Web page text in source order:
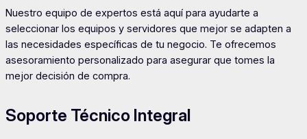
Nuestro equipo de expertos está aquí para ayudarte a
seleccionar los equipos y servidores que mejor se adapten a
las necesidades específicas de tu negocio. Te ofrecemos
asesoramiento personalizado para asegurar que tomes la
mejor decisión de compra.
Soporte Técnico Integral